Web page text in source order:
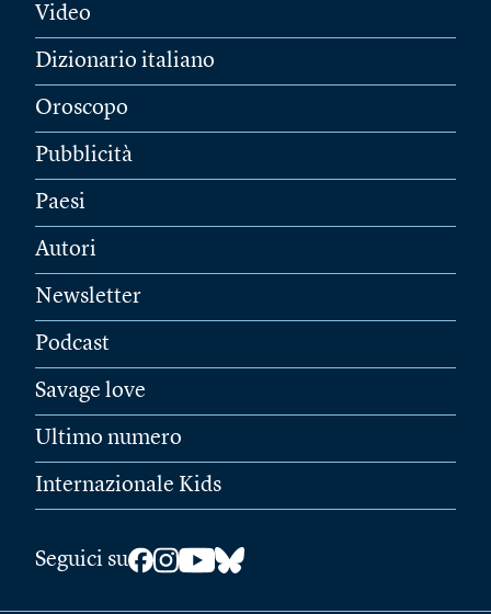
Video
Dizionario italiano
Oroscopo
Pubblicità
Paesi
Autori
Newsletter
Podcast
Savage love
Ultimo numero
Internazionale Kids
Seguici su